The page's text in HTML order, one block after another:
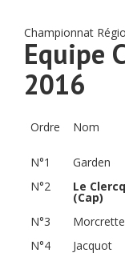
Championnat
Equipe
2016
Ordre Nom
N°1
Garden
N°2
Le Clercq
(Cap)
N°3 Morcrette
N°4
Jacquot